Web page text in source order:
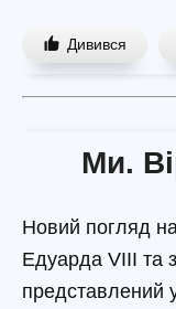
Дивився
Ми.
Новий погляд
Едуарда VIII та
представлений